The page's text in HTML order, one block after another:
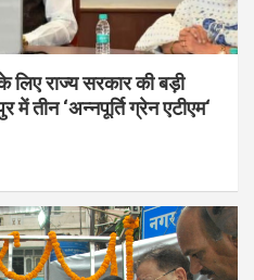
लिए राज्य सरकार की बड़ी
तीन ‘अन्नपूर्ति ग्रेन एटीएम‘